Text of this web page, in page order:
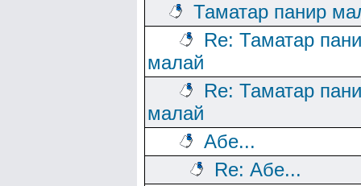
Таматар панир
Re: Таматар
малай
Re: Таматар
малай
Абе...
Re: Абе...